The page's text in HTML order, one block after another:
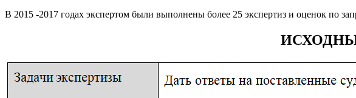
В 2015 -2017 годах экспертом были выполнены более 25 экспертиз и оценок по